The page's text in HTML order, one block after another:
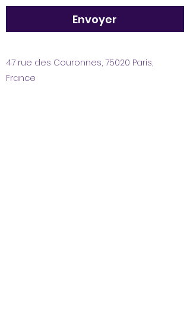
Envoyer
47 rue des Couronnes, 75020 Paris,
France